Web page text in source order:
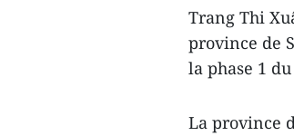
Trang Thi
province de
la phase 1
La province